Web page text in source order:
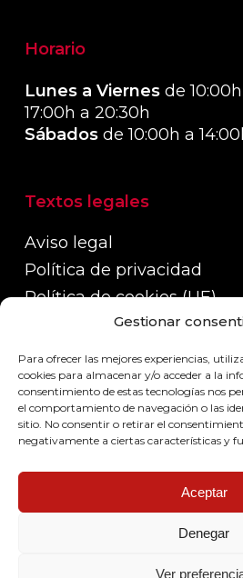
Gestionar
Para ofrecer las mejores experiencias,
cookies para almacenar y/o acceder a la
consentimiento de estas tecnologías nos
el comportamiento de navegación o las
sitio. No consentir o retirar el
negativamente a ciertas características y
Aceptar
Denegar
Ver
Horario
Lunes a Viernesde
17:00h a 20:30h
Sábadosde 10:00h a
Textos legales
Aviso legal
Política de privacidad
Política de cookies (UE)
Política de devoluciones,
Políticas de envío
© 2026 Pop system led.